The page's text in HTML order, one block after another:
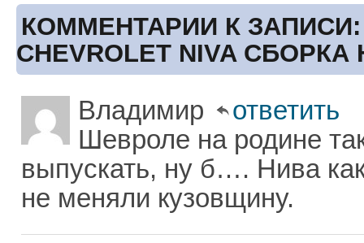
КОММЕНТАРИИ К
CHEVROLET NIVA
Владимир
ответить
Шевроле на родине
выпускать, ну б…. Нива
не меняли кузовщину.